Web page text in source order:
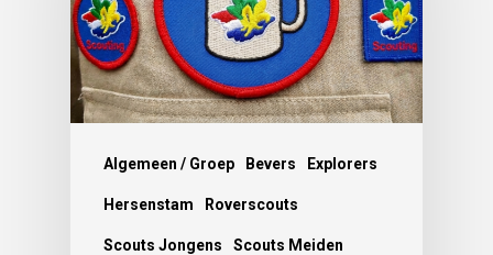
Algemeen / Groep Bevers Explorers
Hersenstam Roverscouts
Scouts Jongens Scouts Meiden